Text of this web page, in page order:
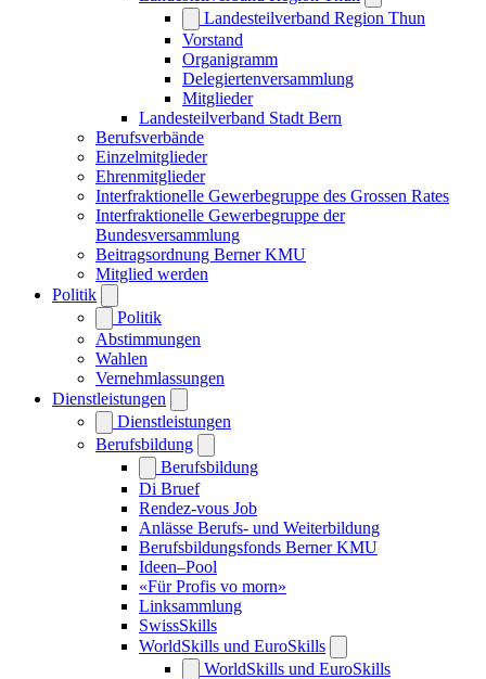
Landesteilverband Region Thun
Vorstand
Organigramm
Delegiertenversammlung
Mitglieder
Landesteilverband Stadt Bern
Berufsverbände
Einzelmitglieder
Ehrenmitglieder
Interfraktionelle Gewerbegruppe des Grossen Rates
Interfraktionelle Gewerbegruppe der
Bundesversammlung
Beitragsordnung Berner KMU
Mitglied werden
Politik
Politik
Abstimmungen
Wahlen
Vernehmlassungen
Dienstleistungen
Dienstleistungen
Berufsbildung
Berufsbildung
Di Bruef
Rendez-vous Job
Anlässe Berufs- und Weiterbildung
Berufsbildungsfonds Berner KMU
Ideen–Pool
«Für Profis vo morn»
Linksammlung
SwissSkills
WorldSkills und EuroSkills
WorldSkills und EuroSkills